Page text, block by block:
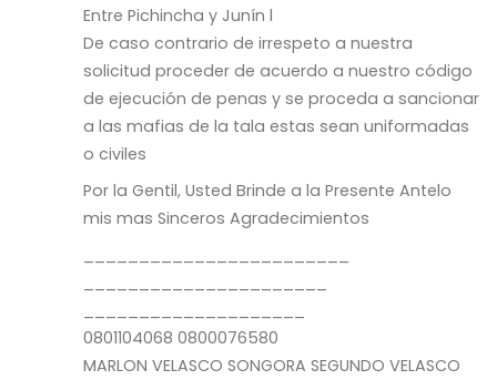
Entre Pichincha y Junín l
De caso contrario de irrespeto a nuestra
solicitud proceder de acuerdo a nuestro código
de ejecución de penas y se proceda a sancionar
a las mafias de la tala estas sean uniformadas
o civiles
Por la Gentil, Usted Brinde a la Presente Antelo
mis mas Sinceros Agradecimientos
0801104068 0800076580
MARLON VELASCO SONGORA SEGUNDO VELASCO